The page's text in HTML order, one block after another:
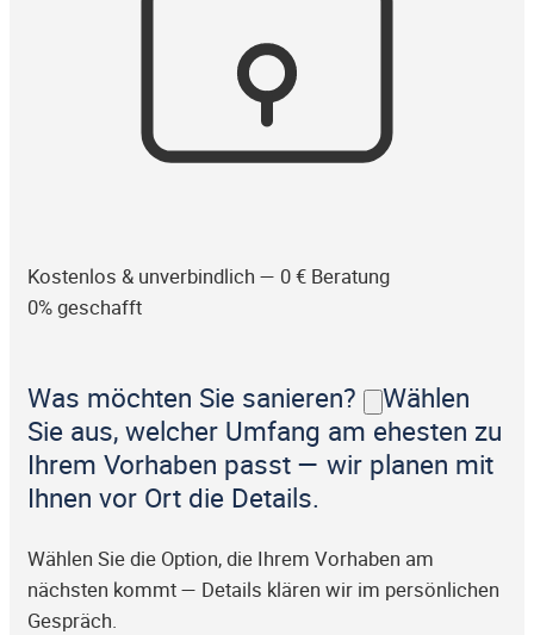
Kostenlos & unverbindlich — 0 € Beratung
0% geschafft
Was möchten Sie sanieren?
Wählen
Sie aus, welcher Umfang am ehesten zu
Ihrem Vorhaben passt — wir planen mit
Ihnen vor Ort die Details.
Wählen Sie die Option, die Ihrem Vorhaben am
nächsten kommt — Details klären wir im persönlichen
Gespräch.